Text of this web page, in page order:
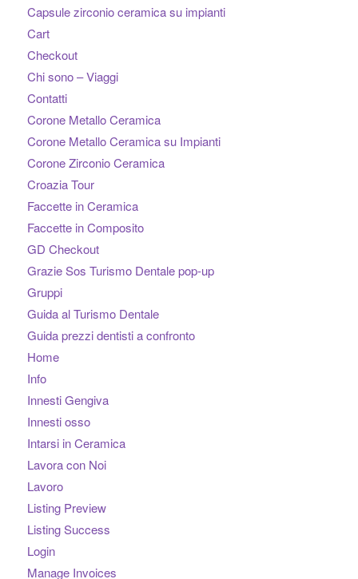
Capsule zirconio ceramica su impianti
Cart
Checkout
Chi sono – Viaggi
Contatti
Corone Metallo Ceramica
Corone Metallo Ceramica su Impianti
Corone Zirconio Ceramica
Croazia Tour
Faccette in Ceramica
Faccette in Composito
GD Checkout
Grazie Sos Turismo Dentale pop-up
Gruppi
Guida al Turismo Dentale
Guida prezzi dentisti a confronto
Home
Info
Innesti Gengiva
Innesti osso
Intarsi in Ceramica
Lavora con Noi
Lavoro
Listing Preview
Listing Success
Login
Manage Invoices